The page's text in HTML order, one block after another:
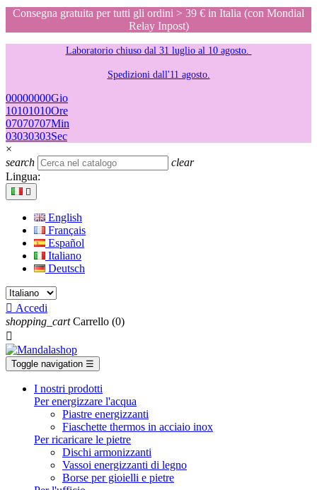
Consegna gratuita per tutti gli ordini > 39 € in Italia (con Mondial
Relay Inpost)
Laboratorio chiuso dal 31 luglio al 10 agosto.
Spedizioni dall'11 agosto.
00000000Gio
10101010Ore
07070707Min
03030303Sec
×
search
clear
Lingua:

English
Français
Español
Italiano
Deutsch
 Accedi
shopping_cart Carrello (0)

Toggle navigation ☰
I nostri prodotti
Per energizzare l'acqua
Piastre energizzanti
Fiaschette thermos in acciaio inox
Per ricaricare le pietre
Dischi armonizzanti
Vassoi energizzanti di legno
Borse per gioielli e pietre